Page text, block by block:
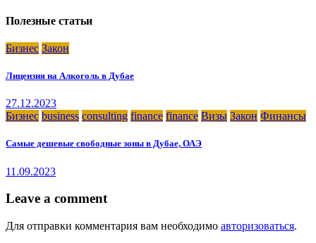
Полезные статьи
Бизнес Закон
Лицензия на Алкоголь в Дубае
27.12.2023
Бизнес business consulting finance finance Визы Закон Финансы
Самые дешевые свободные зоны в Дубае, ОАЭ
11.09.2023
Leave a comment
Для отправки комментария вам необходимо авторизоваться.